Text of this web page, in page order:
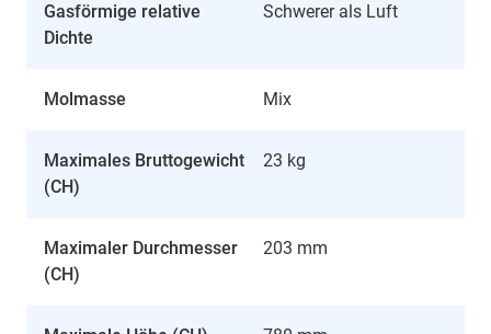
Gasförmige relative
Dichte
Schwerer als Luft
Molmasse Mix
Maximales Bruttogewicht
(CH)
23 kg
Maximaler Durchmesser
(CH)
203 mm